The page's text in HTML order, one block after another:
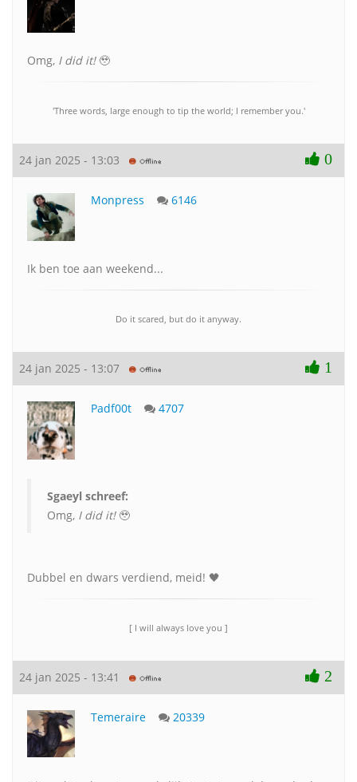
Omg, I did it!🥹
'Three words, large enough to tip the world; I remember you.'
24 jan 2025 - 13:03 0
Monpress 6146
Ik ben toe aan weekend...
Do it scared, but do it anyway.
24 jan 2025 - 13:07 1
Padf00t 4707
Sgaeyl schreef:
Omg, I did it!🥹
Dubbel en dwars verdiend, meid! 🖤
[ I will always love you ]
24 jan 2025 - 13:41 2
Temeraire 20339